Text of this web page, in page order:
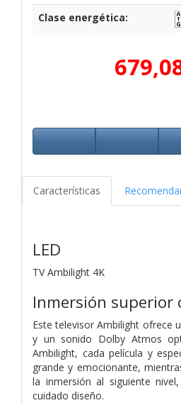
Clase energética:
Características
LED
TV Ambilight 4K
Inmersión superior
Este televisor Ambilight ofrece
y un sonido Dolby Atmos
Ambilight, cada película y
grande y emocionante,
la inmersión al siguiente
cuidado diseño.